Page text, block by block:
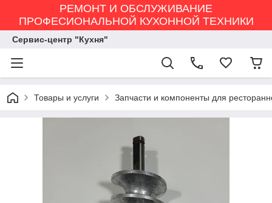
РЕМОНТ И ОБСЛУЖИВАНИЕ
ПРОФЕСИОНАЛЬНОЙ КУХОННОЙ ТЕХНИКИ
Сервис-центр "Кухня"
Товары и услуги Запчасти и компоненты для